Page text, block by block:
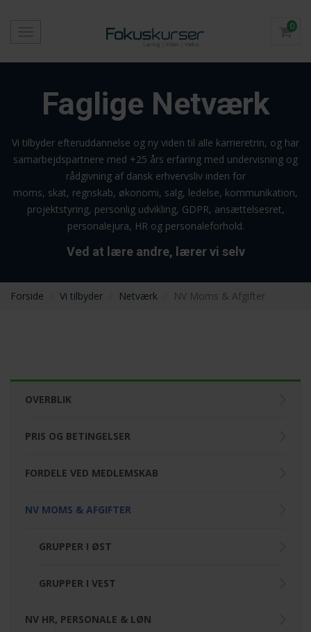
0
Faglige Netværk
Vi tilbyder efteruddannelse og ny viden til alle karrieretrin, og har
samarbejdspartnere med +25 års erfaring med undervisning og
rådgivning af dansk erhvervsliv inden for
moms, skat, regnskab, økonomi, salg, ledelse, kommunikation,
projektstyring, personlig udvikling, GDPR, ansættelsesret,
personalejura, HR og personaleforhold.
Ved at lære andre, lærer vi selv
Forside Vi tilbyder Netværk NV Moms & Afgifter
OVERBLIK
PRIS OG BETINGELSER
FORDELE VED MEDLEMSKAB
NV MOMS & AFGIFTER
GRUPPER I ØST
GRUPPER I VEST
NV HR, PERSONALE & LØN
Sjælland/Storkøbenhavn.